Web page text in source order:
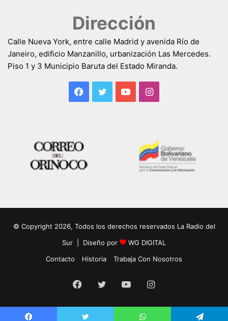
Dirección
Calle Nueva York, entre calle Madrid y avenida Río de
Janeiro, edificio Manzanillo, urbanización Las Mercedes.
Piso 1 y 3 Municipio Baruta del Estado Miranda.
Facebook
TwitterYouTubeInstagram
© Copyright 2026, Todos los derechos reservados La Radio del
Sur | Diseño por
WG DIGITAL
Contacto
Historia Trabaja Con Nosotros
Facebook
TwitterYouTubeInstagram